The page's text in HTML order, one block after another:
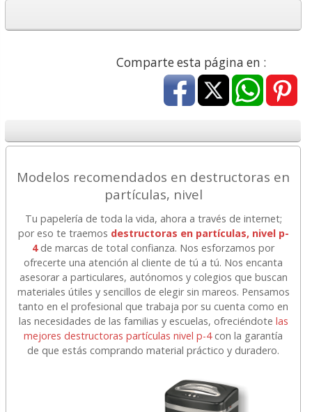
Comparte esta página en :
Modelos recomendados en destructoras en
partículas, nivel
Tu papelería de toda la vida, ahora a través de internet;
por eso te traemos destructoras en partículas, nivel p-
4de marcas de total confianza. Nos esforzamos por
ofrecerte una atención al cliente de tú a tú. Nos encanta
asesorar a particulares, autónomos y colegios que buscan
materiales útiles y sencillos de elegir sin mareos. Pensamos
tanto en el profesional que trabaja por su cuenta como en
las necesidades de las familias y escuelas, ofreciéndote las
mejores destructoras partículas nivel p-4con la garantía
de que estás comprando material práctico y duradero.